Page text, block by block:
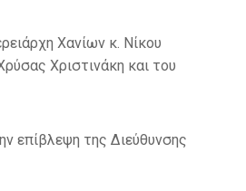
Χανίων κ. Νίκου
Χριστινάκη και του
επίβλεψη της Διεύθυνσης